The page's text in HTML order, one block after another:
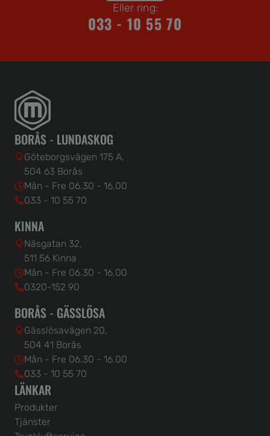
Eller ring:
033 - 10 55 70
BORÅS - LUNDASKOG
Göteborgsvägen 175 A,
504 63 Borås
Mån - Fre 06.30 - 16.00
033 - 10 55 70
KINNA
Näsgatan 32,
511 56 Kinna
Mån - Fre 06.30 - 16.00
0320-152 90
BORÅS - GÄSSLÖSA
Gässlösavägen 20,
504 41 Borås
Mån - Fre 06.30 - 16.00
033 - 10 55 70
LÄNKAR
Produkter
Tjänster